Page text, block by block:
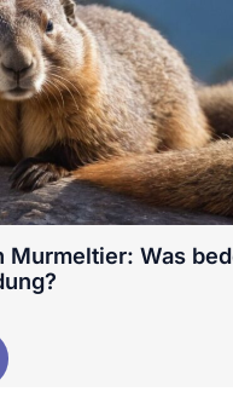
Murmeltier: Was